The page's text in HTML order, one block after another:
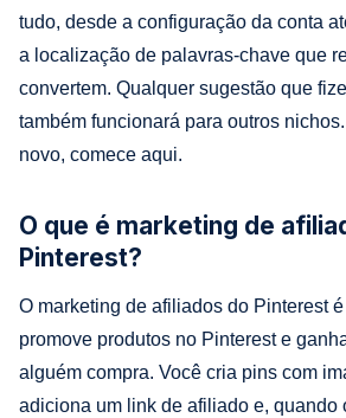
tudo, desde a configuração da conta
a localização de palavras-chave que
convertem. Qualquer sugestão que
também funcionará para outros
novo, comece aqui.
O que é marketing de
Pinterest?
O marketing de afiliados do Pinterest
promove produtos no Pinterest e
alguém compra. Você cria pins com
adiciona um link de afiliado e, quando